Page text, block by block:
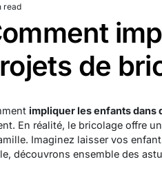
read
de
impliquer les enfants dans
En réalité, le bricolage offre
Imaginez laisser vos
découvrons ensemble des